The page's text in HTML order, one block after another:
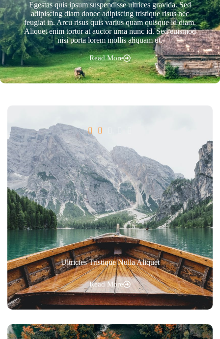
Egestas quis ipsum suspendisse ultrices gravida. Sed
adipiscing diam donec adipiscing tristique risus nec
feugiat in. Arcu risus quis varius quam quisque id diam.
Aliquet enim tortor at auctor urna nunc id. Sed euismod
nisi porta lorem mollis aliquam ut.
Read More
 
Ultricies Tristique Nulla Aliquet
Read More